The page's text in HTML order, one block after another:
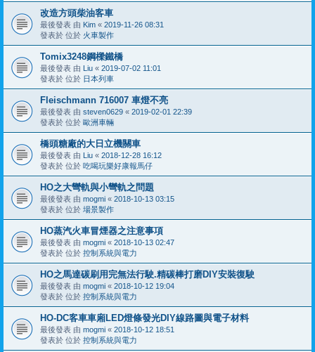
改造方頭柴油客車
最後發表 由 Kim « 2019-11-26 08:31
發表於 位於 火車製作
Tomix3248鋼樑鐵橋
最後發表 由 Liu « 2019-07-02 11:01
發表於 位於 日本列車
Fleischmann 716007 車燈不亮
最後發表 由 steven0629 « 2019-02-01 22:39
發表於 位於 歐洲車輛
橋頭糖廠的大日立機關車
最後發表 由 Liu « 2018-12-28 16:12
發表於 位於 吃喝玩樂好康報馬仔
HO之大彎軌與小彎軌之問題
最後發表 由 mogmi « 2018-10-13 03:15
發表於 位於 場景製作
HO蒸汽火車冒煙器之注意事項
最後發表 由 mogmi « 2018-10-13 02:47
發表於 位於 控制系統與電力
HO之馬達碳刷用完無法行駛.精碳棒打磨DIY安裝復駛
最後發表 由 mogmi « 2018-10-12 19:04
發表於 位於 控制系統與電力
HO-DC客車車廂LED燈條發光DIY線路圖與電子材料
最後發表 由 mogmi « 2018-10-12 18:51
發表於 位於 控制系統與電力